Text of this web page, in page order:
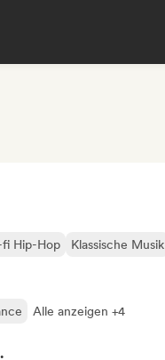
Hip-Hop
Klassische Musik
Alle anzeigen +4